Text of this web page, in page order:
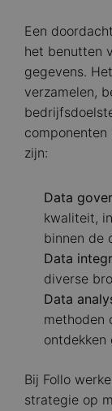
Een
het benutten
gegevens.
verzamelen,
zijn:
Data
kwaliteit,
binnen de
Data
diverse
Data
methoden
ontdekken
Bij Follo
strategie op